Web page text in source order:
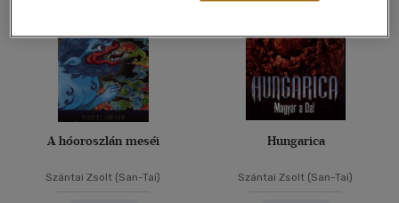
Alkalmaz
A hóoroszlán meséi
Szántai Zsolt (San-Tai)
Hungarica
Szántai Zsolt (San-Tai)